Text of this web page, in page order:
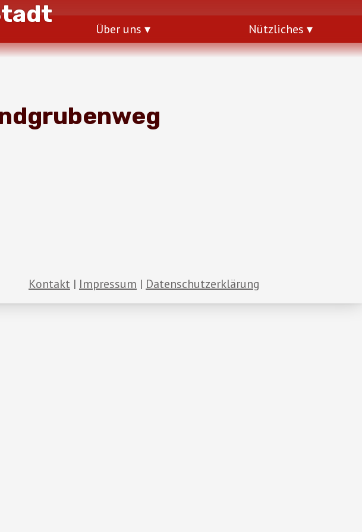
Über uns Nützliches
Kontakt Impressum Datenschutzerklärung